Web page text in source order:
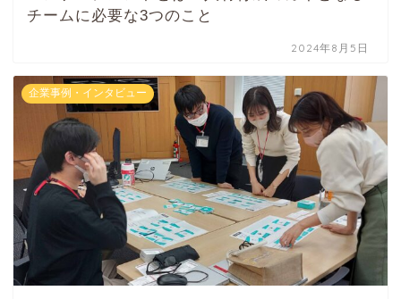
チームに必要な3つのこと
2024年8月5日
企業事例・インタビュー